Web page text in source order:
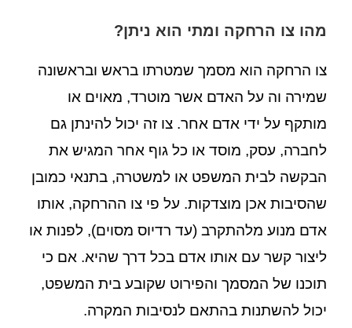
מהו צו הרחקה ומתי הוא ניתן?
צו הרחקה הוא מסמך שמטרתו בראש ובראשונה
שמירה וה על האדם אשר מוטרד, מאוים או
מותקף על ידי אדם אחר. צו זה יכול להינתן גם
לחברה, עסק, מוסד או כל גוף אחר המגיש את
הבקשה לבית המשפט או למשטרה, בתנאי כמובן
שהסיבות אכן מוצדקות. על פי צו ההרחקה, אותו
אדם מנוע מלהתקרב (עד רדיוס מסוים), לפנות או
ליצור קשר עם אותו אדם בכל דרך שהיא. אם כי
תוכנו של המסמך והפירוט שקובע בית המשפט,
יכול להשתנות בהתאם לנסיבות המקרה.